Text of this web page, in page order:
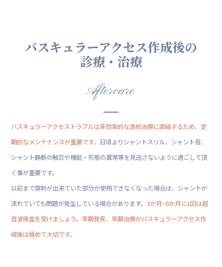
バスキュラーアクセス作成後の
診療・治療
Aftercare
バスキュラーアクセストラブルは非効率的な透析治療に直結するため、定
期的なメンテナンスが重要です。 日頃よりシャントスリル、シャント音、
シャント静脈の触診や機能・形態の異常等を見逃さないように過ごして頂
く事が重要です。
以前まで穿刺が出来ていた部分が使用できなくなった場合は、シャントが
流れていても問題が発生している場合があります。3か月~6か月に1回は超
音波検査を受けましょう。早期発見、早期治療がバスキュラーアクセス作
成後は極めて大切です。